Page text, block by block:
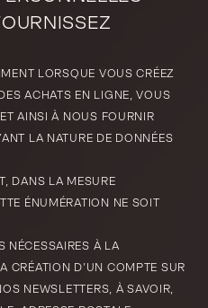
LORSQUE VOUS CRÉEZ
ACHATS EN LIGNE, VOUS
AINSI À NOUS FOURNIR
LA NATURE DE DONNÉES
DANS LA MESURE
ÉNUMÉRATION NE SOIT
NÉCESSAIRES À LA
CRÉATION D’UN COMPTE SUR
NEWSLETTERS, À SAVOIR,